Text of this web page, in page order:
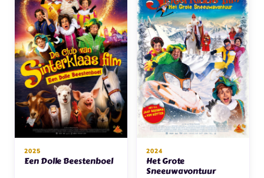
2025
Een Dolle Beestenboel
2024
Het Grote
Sneeuwavontuur